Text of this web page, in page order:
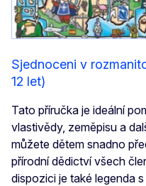
Sjednoceni v
12 let)
Tato příručka je ideální
vlastivědy, zeměpisu a
můžete dětem snadno
přírodní dědictví všech
dispozici je také legenda